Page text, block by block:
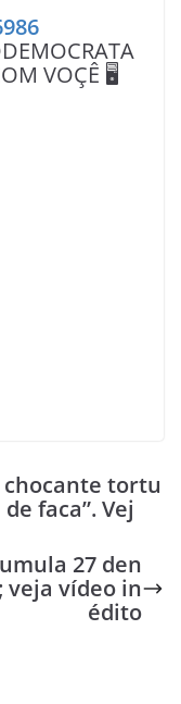
VOÇÊ 🖥️
tortu
faca”. Vej
27 den
veja vídeo in
édito